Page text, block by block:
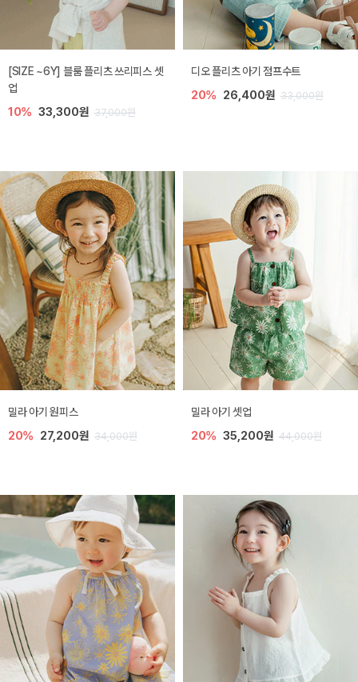
[SIZE ~6Y] 블룸 플리츠 쓰리피스 셋
업
10% 33,300원 37,000원
디오 플리츠 아기 점프수트
20% 26,400원 33,000원
밀라 아기 원피스
20% 27,200원 34,000원
밀라 아기 셋업
20% 35,200원 44,000원